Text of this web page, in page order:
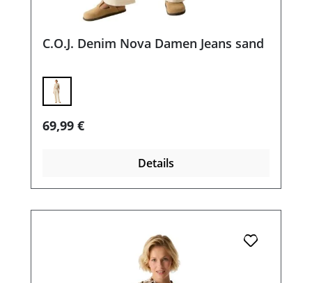
C.O.J. Denim Nova Damen Jeans sand
Regulärer Preis:
69,99 €
Details